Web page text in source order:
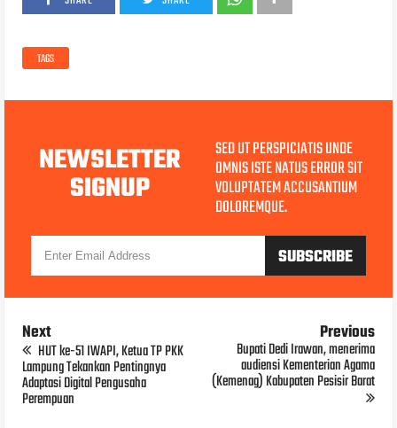
TAGS
NEWSLETTER
SIGNUP
SED UT PERSPICIATIS UNDE
OMNIS ISTE NATUS ERROR SIT
VOLUPTATEM ACCUSANTIUM
DOLOREMQUE.
Next
HUT ke-51 IWAPI, Ketua TP PKK
Lampung Tekankan Pentingnya
Adaptasi Digital Pengusaha
Perempuan
Previous
Bupati Dedi Irawan, menerima
audiensi Kementerian Agama
(Kemenag) Kabupaten Pesisir Barat